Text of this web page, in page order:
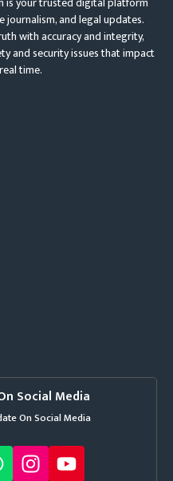
journalism, and legal updates.
with accuracy and integrity,
and security issues that impact
time.
Social Media
On Social Media